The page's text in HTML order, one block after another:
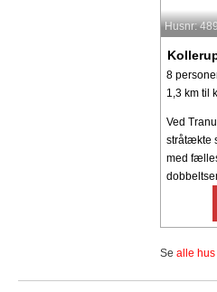
Husnr:
8
1,3 km til
Ved
stråtækte
med
Se alle